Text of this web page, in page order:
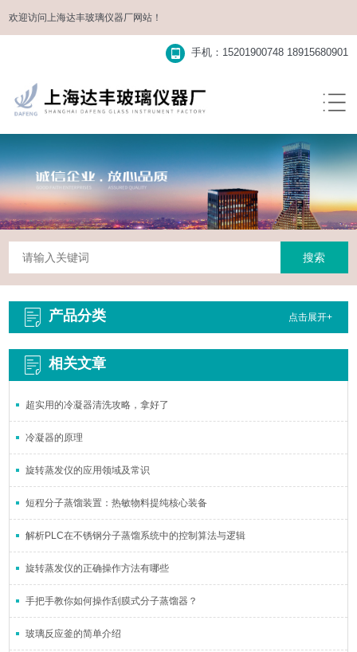
欢迎访问上海达丰玻璃仪器厂网站！
手机：15201900748 18915680901
产品分类 点击展开+
相关文章
超实用的冷凝器清洗攻略，拿好了
冷凝器的原理
旋转蒸发仪的应用领域及常识
短程分子蒸馏装置：热敏物料提纯核心装备
解析PLC在不锈钢分子蒸馏系统中的控制算法与逻辑
旋转蒸发仪的正确操作方法有哪些
手把手教你如何操作刮膜式分子蒸馏器？
玻璃反应釜的简单介绍